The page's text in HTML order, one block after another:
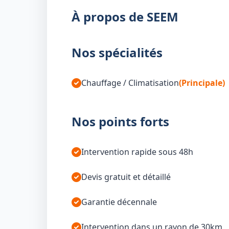
À propos de SEEM
Nos spécialités
Chauffage / Climatisation(Principale)
Nos points forts
Intervention rapide sous 48h
Devis gratuit et détaillé
Garantie décennale